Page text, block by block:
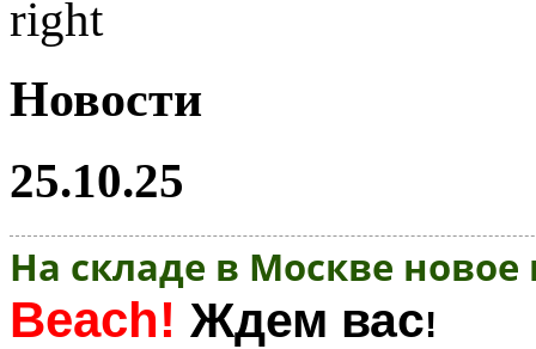
Новости
25.10.25
На складе в Москве
Beach! Ждем вас!